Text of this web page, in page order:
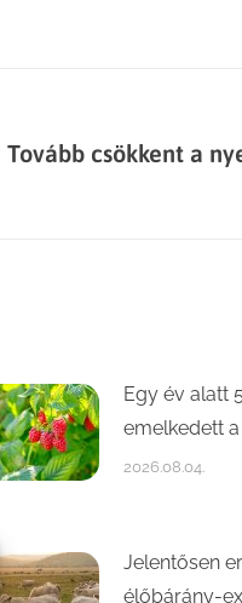
Tovább csökkent a
Egy év alatt
emelkedett
2026.08.04.
Jelentősen
élőbárány-